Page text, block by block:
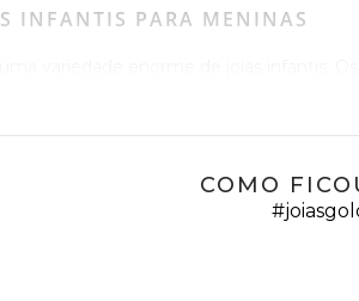
INFANTIS PARA MENINAS
uma variedade enorme de joias infantis.
ou seja, uma boa dica para quem
COMO